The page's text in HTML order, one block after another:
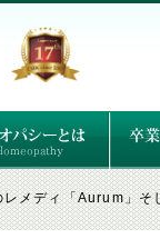
シーとは
ルホメオパシーとは
ンとは
ンの人生
ン以後のホメオパス
の使い方ABC 卒業
卒業
レメディ「Aurum」そ